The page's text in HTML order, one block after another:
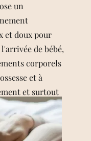
un
et doux pour
de bébé,
corporels
et à
et surtout
soutenue.